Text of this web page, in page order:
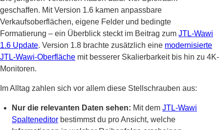
geschaffen. Mit Version 1.6 kamen anpassbare
Verkaufsoberflächen, eigene Felder und bedingte
Formatierung – ein Überblick steckt im Beitrag zum JTL-Wawi
1.6 Update. Version 1.8 brachte zusätzlich eine modernisierte
JTL-Wawi-Oberfläche mit besserer Skalierbarkeit bis hin zu 4K-
Monitoren.
Im Alltag zahlen sich vor allem diese Stellschrauben aus:
Nur die relevanten Daten sehen: Mit dem JTL-Wawi
Spalteneditor bestimmst du pro Ansicht, welche